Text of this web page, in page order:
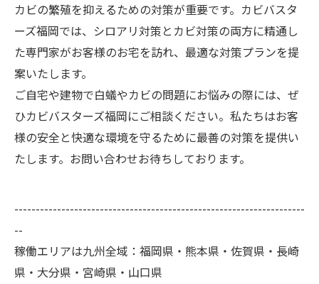
カビの繁殖を抑えるための対策が重要です。カビバスタ
ーズ福岡では、シロアリ対策とカビ対策の両方に精通し
た専門家がお客様のお宅を訪れ、最適な対策プランを提
案いたします。
ご自宅や建物で白蟻やカビの問題にお悩みの際には、ぜ
ひカビバスターズ福岡にご相談ください。私たちはお客
様の安全と快適な環境を守るために最善の対策を提供い
たします。お問い合わせお待ちしております。
--------------------------------------------------------------------
--
稼働エリアは九州全域：福岡県・熊本県・佐賀県・長崎
県・大分県・宮崎県・山口県